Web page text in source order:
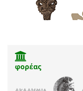
φορέας